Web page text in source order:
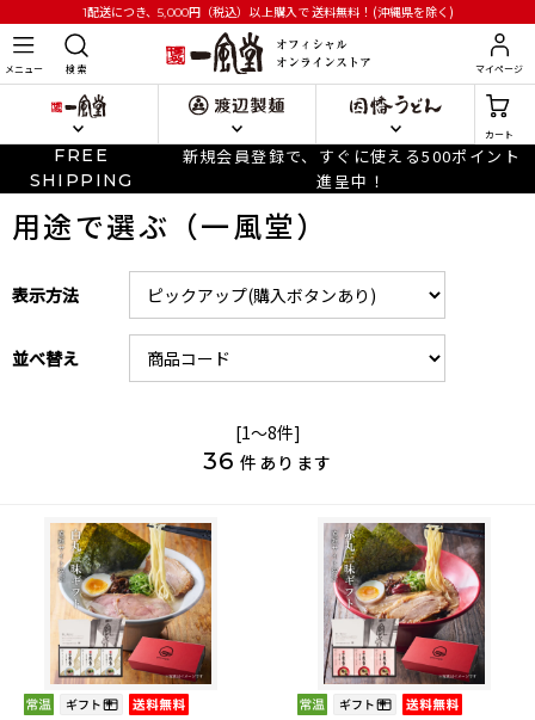
1配送につき、5,000円 （税込）以上購入で送料無料！(沖縄県を除く)
メニュー 検 索 マイページ
カート
FREE
SHIPPING
新規会員登録で、すぐに使える500ポイント
進呈中！
用途で選ぶ（一風堂）
表示方法
並べ替え
[1～8件]
36 件あります